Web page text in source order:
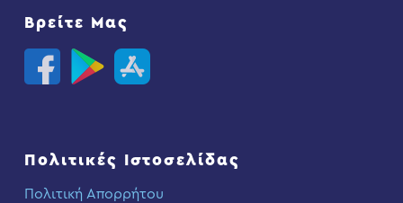
Βρείτε Μας
Πολιτικές Ιστοσελίδας
Πολιτική Απορρήτου